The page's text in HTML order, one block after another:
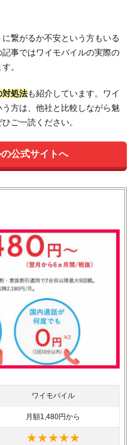
繋がるか不安という方もいる
事ではワイモバイルの実際の
。
対処法も紹介しています。ワイ
方は、他社と比較しながら魅
ご一読ください。
公式サイトへ
ワイモバイル
月額1,480円から
★★★★★